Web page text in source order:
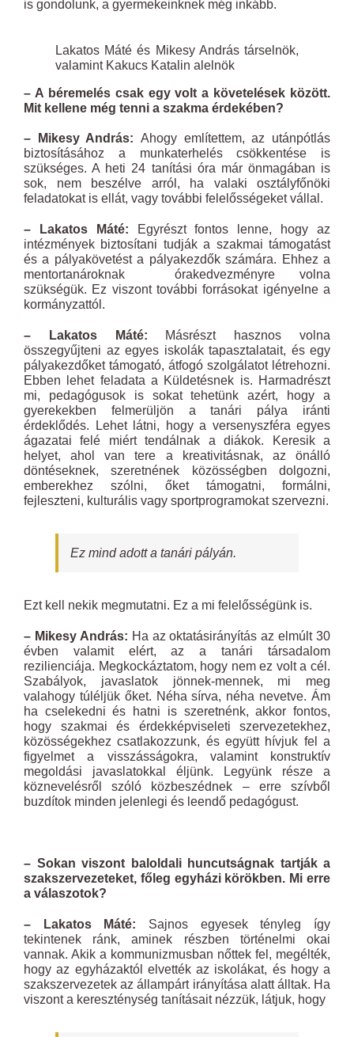
is gondolunk, a gyermekeinknek még inkább.
Lakatos Máté és Mikesy András társelnök,
valamint Kakucs Katalin alelnök
– A béremelés csak egy volt a követelések között.
Mit kellene még tenni a szakma érdekében?
– Mikesy András: Ahogy említettem, az utánpótlás
biztosításához a munkaterhelés csökkentése is
szükséges. A heti 24 tanítási óra már önmagában is
sok, nem beszélve arról, ha valaki osztályfőnöki
feladatokat is ellát, vagy további felelősségeket vállal.
– Lakatos Máté: Egyrészt fontos lenne, hogy az
intézmények biztosítani tudják a szakmai támogatást
és a pályakövetést a pályakezdők számára. Ehhez a
mentortanároknak órakedvezményre volna
szükségük. Ez viszont további forrásokat igényelne a
kormányzattól.
– Lakatos Máté: Másrészt hasznos volna
összegyűjteni az egyes iskolák tapasztalatait, és egy
pályakezdőket támogató, átfogó szolgálatot létrehozni.
Ebben lehet feladata a Küldetésnek is. Harmadrészt
mi, pedagógusok is sokat tehetünk azért, hogy a
gyerekekben felmerüljön a tanári pálya iránti
érdeklődés. Lehet látni, hogy a versenyszféra egyes
ágazatai felé miért tendálnak a diákok. Keresik a
helyet, ahol van tere a kreativitásnak, az önálló
döntéseknek, szeretnének közösségben dolgozni,
emberekhez szólni, őket támogatni, formálni,
fejleszteni, kulturális vagy sportprogramokat szervezni.
Ez mind adott a tanári pályán.
Ezt kell nekik megmutatni. Ez a mi felelősségünk is.
– Mikesy András: Ha az oktatásirányítás az elmúlt 30
évben valamit elért, az a tanári társadalom
rezilienciája. Megkockáztatom, hogy nem ez volt a cél.
Szabályok, javaslatok jönnek-mennek, mi meg
valahogy túléljük őket. Néha sírva, néha nevetve. Ám
ha cselekedni és hatni is szeretnénk, akkor fontos,
hogy szakmai és érdekképviseleti szervezetekhez,
közösségekhez csatlakozzunk, és együtt hívjuk fel a
figyelmet a visszásságokra, valamint konstruktív
megoldási javaslatokkal éljünk. Legyünk része a
köznevelésről szóló közbeszédnek – erre szívből
buzdítok minden jelenlegi és leendő pedagógust.
– Sokan viszont baloldali huncutságnak tartják a
szakszervezeteket, főleg egyházi körökben. Mi erre
a válaszotok?
– Lakatos Máté: Sajnos egyesek tényleg így
tekintenek ránk, aminek részben történelmi okai
vannak. Akik a kommunizmusban nőttek fel, megélték,
hogy az egyházaktól elvették az iskolákat, és hogy a
szakszervezetek az állampárt irányítása alatt álltak. Ha
viszont a kereszténység tanításait nézzük, látjuk, hogy